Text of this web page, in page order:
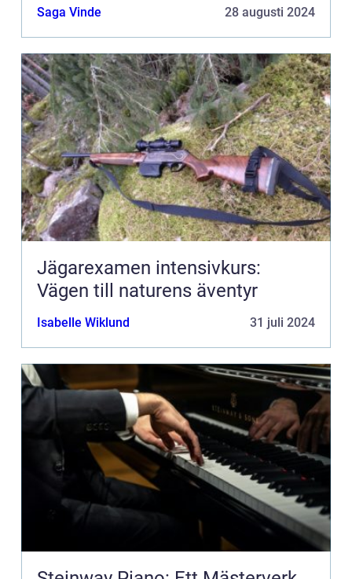
Saga Vinde 28 augusti 2024
Jägarexamen intensivkurs:
Vägen till naturens äventyr
Isabelle Wiklund 31 juli 2024